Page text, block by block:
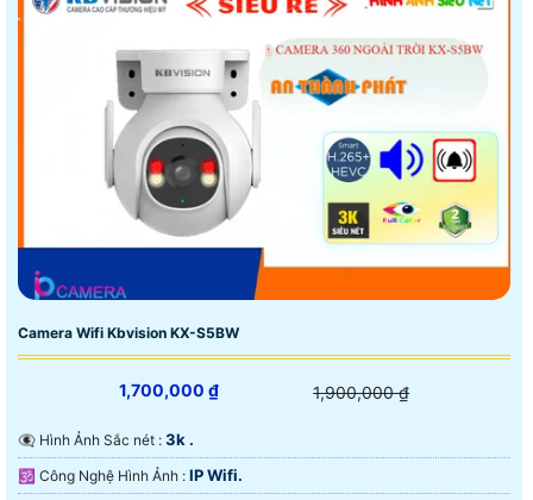
Camera Wifi Kbvision KX-S5BW
1,700,000 ₫ 1,900,000 ₫
👁️‍🗨 Hình Ảnh Sắc nét : 3k .
🕉️ Công Nghệ Hình Ảnh : IP Wifi.